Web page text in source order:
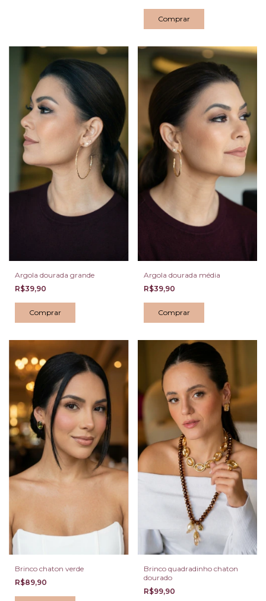
Argola dourada grande
R$39,90
Argola dourada média
R$39,90
Brinco chaton verde
R$89,90
Brinco quadradinho chaton
dourado
R$99,90